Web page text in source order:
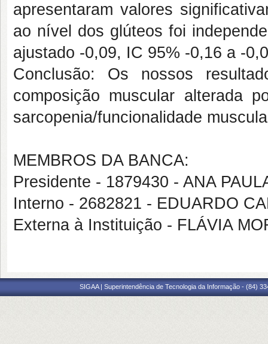
apresentaram valores
ao nível dos glúteos foi
ajustado -0,09, IC 95% -0,16 a -
Conclusão: Os nossos
composição muscular alterada
sarcopenia/funcionalidade
MEMBROS DA BANCA:
Presidente - 1879430 - ANA
Interno - 2682821 - EDUARDO
Externa à Instituição - FLÁVIA
SIGAA | Superintendência de Tecnologia da Informação - (84)